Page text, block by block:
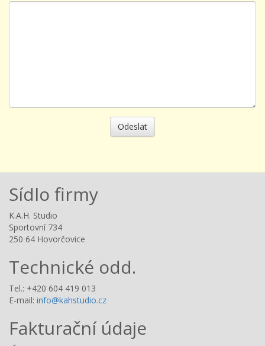
Odeslat
Sídlo firmy
K.A.H. Studio
Sportovní 734
250 64 Hovorčovice
Technické odd.
Tel.: +420 604 419 013
E-mail: info@kahstudio.cz
Fakturační údaje